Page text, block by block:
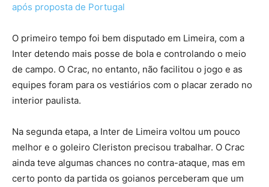
após proposta de Portugal
O primeiro tempo foi bem disputado em Limeira, com a
Inter detendo mais posse de bola e controlando o meio
de campo. O Crac, no entanto, não facilitou o jogo e as
equipes foram para os vestiários com o placar zerado no
interior paulista.
Na segunda etapa, a Inter de Limeira voltou um pouco
melhor e o goleiro Cleriston precisou trabalhar. O Crac
ainda teve algumas chances no contra-ataque, mas em
certo ponto da partida os goianos perceberam que um